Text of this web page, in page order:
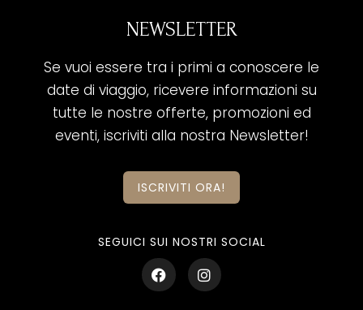
NEWSLETTER
Se vuoi essere tra i primi a conoscere le
date di viaggio, ricevere informazioni su
tutte le nostre offerte, promozioni ed
eventi, iscriviti alla nostra Newsletter!
ISCRIVITI ORA!
SEGUICI SUI NOSTRI SOCIAL